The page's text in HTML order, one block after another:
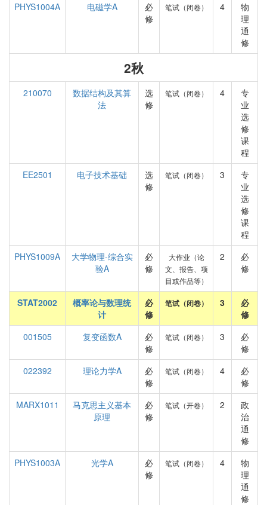
PHYS1004A
电磁学A
必
修
笔试（闭卷） 4
物
理
通
修
2秋
210070
数据结构及其算
法
选
修
笔试（闭卷） 4
专
业
选
修
课
程
EE2501
电子技术基础
选
修
笔试（闭卷） 3
专
业
选
修
课
程
PHYS1009A
大学物理-综合实
验A
必
修
大作业（论
文、报告、项
目或作品等）
2
必
修
STAT2002
概率论与数理统
计
必
修
笔试（闭卷） 3
必
修
001505
复变函数A
必
修
笔试（闭卷） 3
必
修
022392
理论力学A
必
修
笔试（闭卷） 4
必
修
MARX1011
马克思主义基本
原理
必
修
笔试（开卷） 2
政
治
通
修
PHYS1003A
光学A
必
修
笔试（闭卷） 4
物
理
通
修